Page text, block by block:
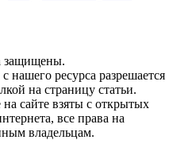
защищены.
нашего ресурса разрешается
на страницу статьи.
сайте взяты с открытых
все права на
владельцам.